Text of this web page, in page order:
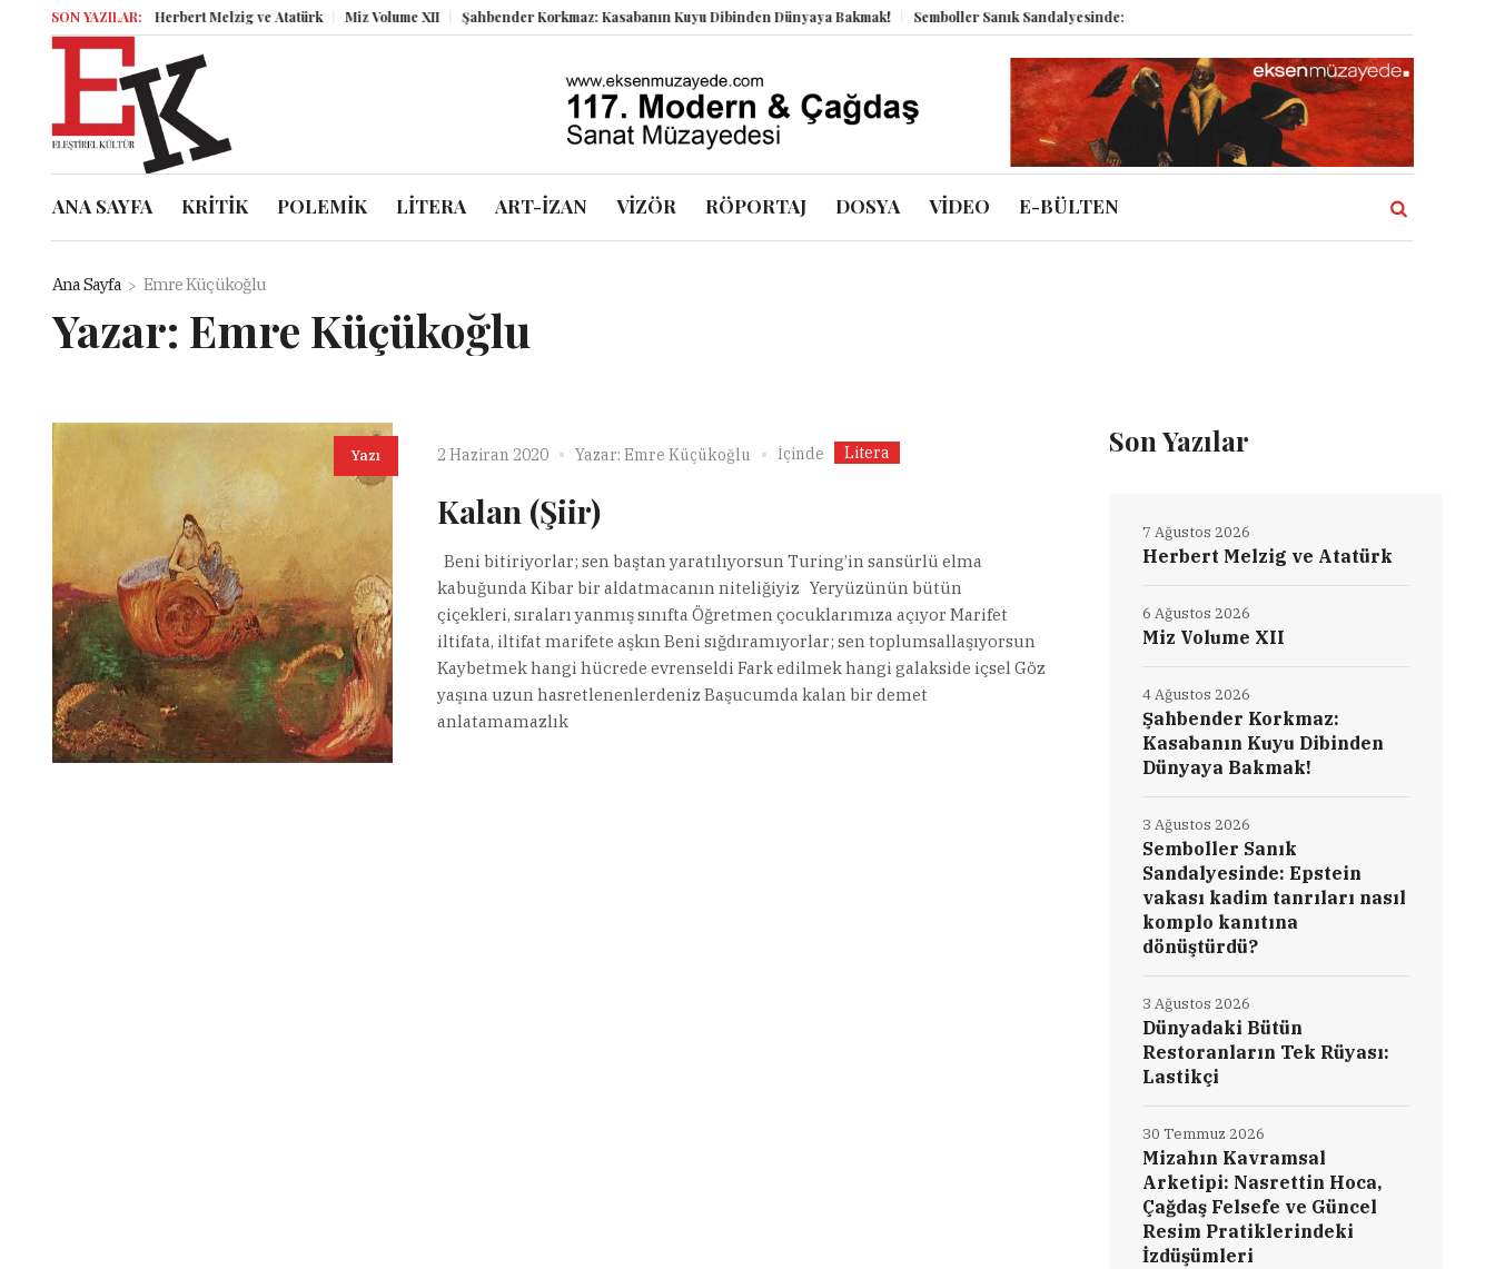
SON YAZILAR:Herbert Melzig ve Atatürk Miz Volume XII Şahbender Korkmaz: Kasabanın Kuyu Dibinden Dünyaya Bakmak! Semboller Sanık Sandalyesinde: Epstein vakası kadim tanrıları nasıl komplo kanıtına
ANA SAYFA KRİTİK POLEMİK LİTERA ART-İZAN VİZÖR RÖPORTAJ DOSYA VİDEO E-BÜLTEN
Ana Sayfa Emre Küçükoğlu
Yazar: Emre Küçükoğlu
Yazı 2 Haziran 2020 Yazar: Emre Küçükoğlu İçinde Litera
Kalan (Şiir)
Beni bitiriyorlar; sen baştan yaratılıyorsun Turing’in sansürlü elma
kabuğunda Kibar bir aldatmacanın niteliğiyiz Yeryüzünün bütün
çiçekleri, sıraları yanmış sınıfta Öğretmen çocuklarımıza açıyor Marifet
iltifata, iltifat marifete aşkın Beni sığdıramıyorlar; sen toplumsallaşıyorsun
Kaybetmek hangi hücrede evrenseldi Fark edilmek hangi galakside içsel Göz
yaşına uzun hasretlenenlerdeniz Başucumda kalan bir demet
anlatamamazlık
Son Yazılar
Herbert Melzig ve Atatürk
7 Ağustos 2026
Miz Volume XII
6 Ağustos 2026
Şahbender Korkmaz:
Kasabanın Kuyu Dibinden
Dünyaya Bakmak!
4 Ağustos 2026
Semboller Sanık
Sandalyesinde: Epstein
vakası kadim tanrıları nasıl
komplo kanıtına
dönüştürdü?
3 Ağustos 2026
Dünyadaki Bütün
Restoranların Tek Rüyası:
Lastikçi
3 Ağustos 2026
Mizahın Kavramsal
Arketipi: Nasrettin Hoca,
Çağdaş Felsefe ve Güncel
Resim Pratiklerindeki
İzdüşümleri
30 Temmuz 2026